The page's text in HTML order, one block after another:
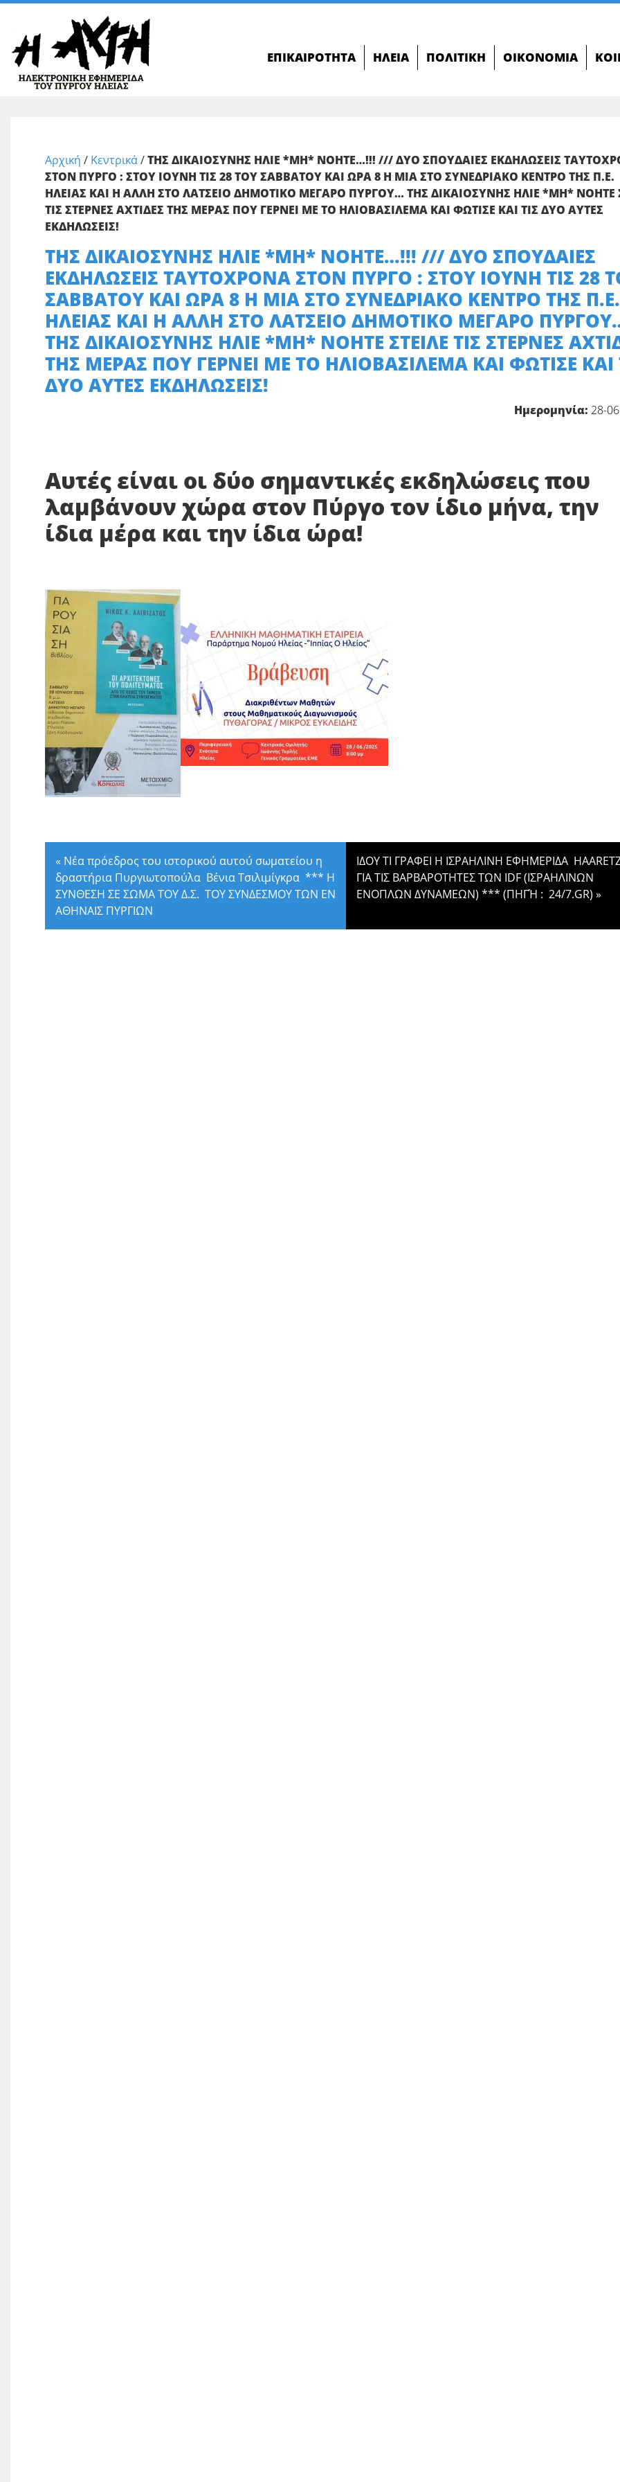
ΕΠΙΚΑΙΡΌΤΗΤΑ ΗΛΕΊΑ ΠΟΛΙΤΙΚΉ ΟΙΚΟΝΟΜΊΑ
Αρχική / Κεντρικά/ΤΗΣ ΔΙΚΑΙΟΣΥΝΗΣ ΗΛΙΕ *ΜΗ* ΝΟΗΤΕ…!!! /// ΔΥΟ ΣΠΟΥΔΑΙΕΣ ΕΚΔΗΛΩΣΕΙΣ
ΣΤΟΝ ΠΥΡΓΟ : ΣΤΟΥ ΙΟΥΝΗ ΤΙΣ 28 ΤΟΥ ΣΑΒΒΑΤΟΥ ΚΑΙ ΩΡΑ 8 Η ΜΙΑ ΣΤΟ ΣΥΝΕΔΡΙΑΚΟ ΚΕΝΤΡΟ ΤΗΣ Π.Ε.
ΗΛΕΙΑΣ ΚΑΙ Η ΑΛΛΗ ΣΤΟ ΛΑΤΣΕΙΟ ΔΗΜΟΤΙΚΟ ΜΕΓΑΡΟ ΠΥΡΓΟΥ… ΤΗΣ ΔΙΚΑΙΟΣΥΝΗΣ ΗΛΙΕ *ΜΗ* ΝΟΗΤΕ
ΤΙΣ ΣΤΕΡΝΕΣ ΑΧΤΙΔΕΣ ΤΗΣ ΜΕΡΑΣ ΠΟΥ ΓΕΡΝΕΙ ΜΕ ΤΟ ΗΛΙΟΒΑΣΙΛΕΜΑ ΚΑΙ ΦΩΤΙΣΕ ΚΑΙ ΤΙΣ ΔΥΟ ΑΥΤΕΣ
ΕΚΔΗΛΩΣΕΙΣ!
ΤΗΣ ΔΙΚΑΙΟΣΥΝΗΣ ΗΛΙΕ *ΜΗ* ΝΟΗΤΕ…!!! /// ΔΥΟ ΣΠΟΥΔΑΙΕΣ
ΕΚΔΗΛΩΣΕΙΣ ΤΑΥΤΟΧΡΟΝΑ ΣΤΟΝ ΠΥΡΓΟ : ΣΤΟΥ ΙΟΥΝΗ ΤΙΣ 28
ΣΑΒΒΑΤΟΥ ΚΑΙ ΩΡΑ 8 Η ΜΙΑ ΣΤΟ ΣΥΝΕΔΡΙΑΚΟ ΚΕΝΤΡΟ ΤΗΣ Π.Ε.
ΗΛΕΙΑΣ ΚΑΙ Η ΑΛΛΗ ΣΤΟ ΛΑΤΣΕΙΟ ΔΗΜΟΤΙΚΟ ΜΕΓΑΡΟ
ΤΗΣ ΔΙΚΑΙΟΣΥΝΗΣ ΗΛΙΕ *ΜΗ* ΝΟΗΤΕ ΣΤΕΙΛΕ ΤΙΣ ΣΤΕΡΝΕΣ
ΤΗΣ ΜΕΡΑΣ ΠΟΥ ΓΕΡΝΕΙ ΜΕ ΤΟ ΗΛΙΟΒΑΣΙΛΕΜΑ ΚΑΙ ΦΩΤΙΣΕ ΚΑΙ
ΔΥΟ ΑΥΤΕΣ ΕΚΔΗΛΩΣΕΙΣ!
Ημερομηνία: 28-
Αυτές είναι οι δύο σημαντικές εκδηλώσεις που
λαμβάνουν χώρα στον Πύργο τον ίδιο μήνα, την
ίδια μέρα και την ίδια ώρα!
« Νέα πρόεδρος του ιστορικού αυτού σωματείου η
δραστήρια Πυργιωτοπούλα Βένια Τσιλιμίγκρα *** Η
ΣΥΝΘΕΣΗ ΣΕ ΣΩΜΑ ΤΟΥ Δ.Σ. ΤΟΥ ΣΥΝΔΕΣΜΟΥ ΤΩΝ ΕΝ
ΑΘΗΝΑΙΣ ΠΥΡΓΙΩΝ
ΙΔΟΥ ΤΙ ΓΡΑΦΕΙ Η ΙΣΡΑΗΛΙΝΗ ΕΦΗΜΕΡΙΔΑ
ΓΙΑ ΤΙΣ ΒΑΡΒΑΡΟΤΗΤΕΣ ΤΩΝ IDF (ΙΣΡΑΗΛΙΝΩΝ
ΕΝΟΠΛΩΝ ΔΥΝΑΜΕΩΝ) *** (ΠΗΓΉ : 24/7.GR) »